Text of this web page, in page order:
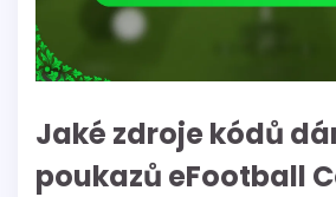
Jaké zdroje kódů
poukazů eFootball